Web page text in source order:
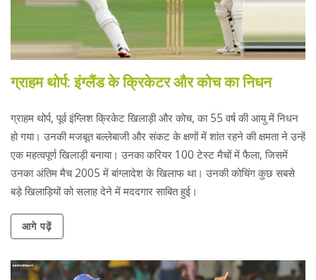
ग्राहम थोर्प: इंग्लैंड के क्रिकेटर और कोच का निधन
ग्राहम थोर्प, पूर्व इंग्लिश क्रिकेट खिलाड़ी और कोच, का 55 वर्ष की आयु में निधन
हो गया। उनकी मजबूत बल्लेबाजी और संकट के क्षणों में शांत रहने की क्षमता ने उन्हें
एक महत्वपूर्ण खिलाड़ी बनाया। उनका करियर 100 टेस्ट मैचों में फैला, जिसमें
उनका अंतिम मैच 2005 में बांग्लादेश के खिलाफ था। उनकी कोचिंग कुछ सबसे
बड़े खिलाड़ियों को सलाह देने में मददगार साबित हुई।
आगे पढ़ें